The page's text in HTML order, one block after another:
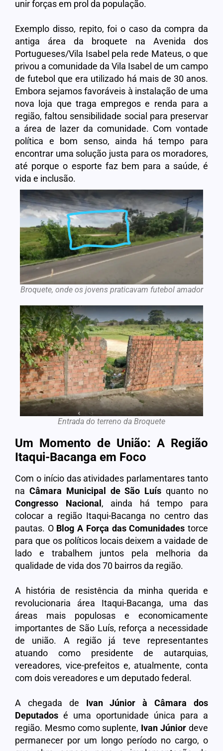
unir forças em prol da população.
Exemplo disso, repito, foi o caso da compra da
antiga área da broquete na Avenida dos
Portugueses/Vila Isabel pela rede Mateus, o que
privou a comunidade da Vila Isabel de um campo
de futebol que era utilizado há mais de 30 anos.
Embora sejamos favoráveis à instalação de uma
nova loja que traga empregos e renda para a
região, faltou sensibilidade social para preservar
a área de lazer da comunidade. Com vontade
política e bom senso, ainda há tempo para
encontrar uma solução justa para os moradores,
até porque o esporte faz bem para a saúde, é
vida e inclusão.
Broquete, onde os jovens praticavam futebol amador
Entrada do terreno da Broquete
Um Momento de União: A Região
Itaqui-Bacanga em Foco
Com o início das atividades parlamentares tanto
na Câmara Municipal de São Luís quanto no
Congresso Nacional, ainda há tempo para
colocar a região Itaqui-Bacanga no centro das
pautas. O Blog A Força das Comunidades torce
para que os políticos locais deixem a vaidade de
lado e trabalhem juntos pela melhoria da
qualidade de vida dos 70 bairros da região.
A história de resistência da minha querida e
revolucionaria área Itaqui-Bacanga, uma das
áreas mais populosas e economicamente
importantes de São Luís, reforça a necessidade
de união. A região já teve representantes
atuando como presidente de autarquias,
vereadores, vice-prefeitos e, atualmente, conta
com dois vereadores e um deputado federal.
A chegada de Ivan Júnior à Câmara dos
Deputados é uma oportunidade única para a
região. Mesmo como suplente, Ivan Júnior deve
permanecer por um longo período no cargo, o